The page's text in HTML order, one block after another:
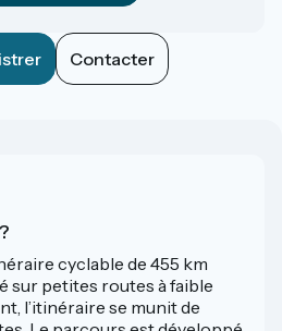
Contacter
cyclable de 455 km
sur petites routes à faible
l’itinéraire se munit de